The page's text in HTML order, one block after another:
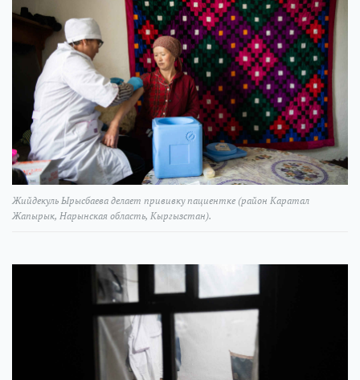
Жийдекуль Ырысбаева делает прививку пациентке (район Каратал
Жапырык, Нарынская область, Кыргызстан).